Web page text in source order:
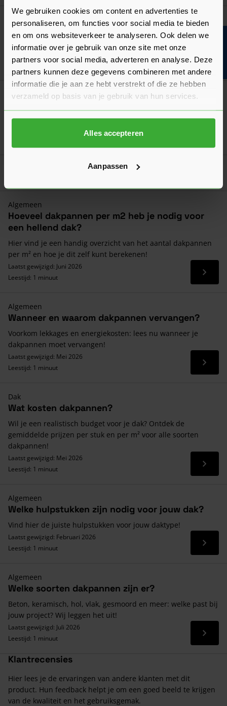
We gebruiken cookies om content en advertenties te
personaliseren, om functies voor social media te bieden
en om ons websiteverkeer te analyseren. Ook delen we
informatie over je gebruik van onze site met onze
partners voor social media, adverteren en analyse. Deze
partners kunnen deze gegevens combineren met andere
informatie die je aan ze hebt verstrekt of die ze hebben
verzameld op basis van je gebruik van hun services.
Alles accepteren
Aanpassen
Koramic Begin- En Eindkopplaat Tuile du
Nord Opalys
Verkrijgbaar in 3 kleuren
16,03per stuk Ga
Koramic Halfronde Beginkepervorst Tuile
Verkrijgbaar in 3 kleuren
43,37 per stuk
Goed voorbereid aan de slag
Algemeen
Hoeveel dakpannen per m2 heb je nodig voor
een hellend dak?
Hier vind je een handig overzicht van het aantal dakpannen
per m² en hoe je dit zelf kunt berekenen!
Laatst gewijzigd: Juni 2026
Leestijd: 1 minuut
Lees
Algemeen
Wanneer en waarom dakpannen vervangen?
Voorkom lekkages en energiekosten: lees nu wanneer je
dakpannen moet vervangen!
Laatst gewijzigd: Mei 2026
Leestijd: 1 minuut
Lees
Dak
Wat kosten dakpannen?
Wil je een realistisch budget voor je dak? Ontdek de
gemiddelde prijzen per stuk en per m² voor alle soorten
dakpannen!
Laatst gewijzigd: Mei 2026
Leestijd: 1 minuut
Lees
Algemeen
Welke hulpstukken zijn nodig voor jouw dak?
Vind hier de juiste hulpstukken voor jouw daktype!
Laatst gewijzigd: Februari 2026
Leestijd: 1 minuut
Lees
Algemeen
Welke soorten dakpannen zijn er?
Beton, keramisch, hol, vlak, gesmoord en meer: welke past bij
jouw project? Wij leggen het uit!
Laatst gewijzigd: Juli 2026
Leestijd: 1 minuut
Lees
Klantrecensies
Hier lees je de ervaringen van andere klanten met dit
product. Hun feedback helpt je om een goed beeld te krijgen
van de kwaliteit en het gebruiksgemak.